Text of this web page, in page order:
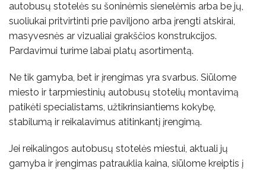
autobusų stotelės su šoninėmis sienelėmis arba be jų,
suoliukai pritvirtinti prie paviljono arba įrengti atskirai,
masyvesnės ar vizualiai grakščios konstrukcijos.
Pardavimui turime labai platų asortimentą.
Ne tik gamyba, bet ir įrengimas yra svarbus. Siūlome
miesto ir tarpmiestinių autobusų stotelių montavimą
patikėti specialistams, užtikrinsiantiems kokybę,
stabilumą ir reikalavimus atitinkantį įrengimą.
Jei reikalingos autobusų stotelės miestui, aktuali jų
gamyba ir įrengimas patrauklia kaina, siūlome kreiptis į